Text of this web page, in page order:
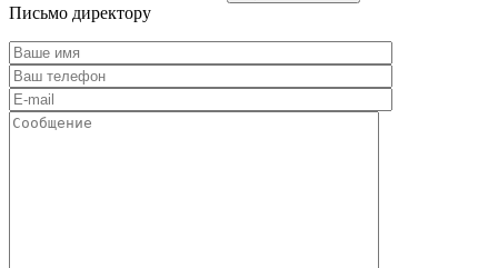
Письмо директору